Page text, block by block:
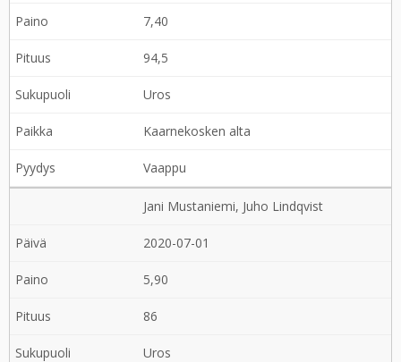
7,40
94,5
Uros
Kaarnekosken alta
Vaappu
Jani Mustaniemi, Juho Lindqvist
2020-07-01
5,90
86
Uros